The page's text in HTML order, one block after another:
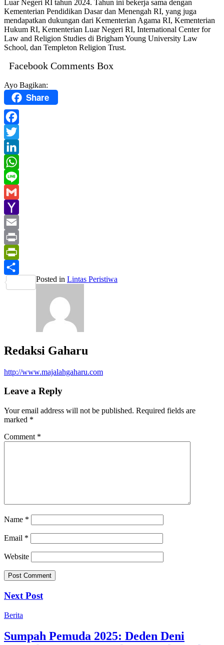
Luar Negeri RI tahun 2024. Tahun ini bekerja sama dengan
Kementerian Pendidikan Dasar dan Menengah RI, yang juga
mendapatkan dukungan dari Kementerian Agama RI, Kementerian
Hukum RI, Kementerian Luar Negeri RI, International Center for
Law and Religion Studies di Brigham Young University Law
School, dan Templeton Religion Trust.
Facebook Comments Box
Ayo Bagikan:
Share
Facebook
Twitter
LinkedIn
WhatsApp
Line
Gmail
Yahoo
Mail
Email
Print
PrintFriendly
Share
Posted in Lintas Peristiwa
Redaksi Gaharu
http://www.majalahgaharu.com
Leave a Reply
Your email address will not be published. Required fields are
marked *
Comment *
Name *
Email *
Website
Next Post
Berita
Sumpah Pemuda 2025: Deden Deni